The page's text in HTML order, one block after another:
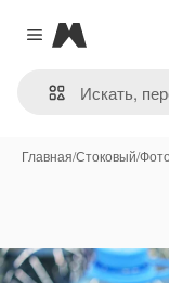
Close menu
Magnific
Главная/Стоковый/